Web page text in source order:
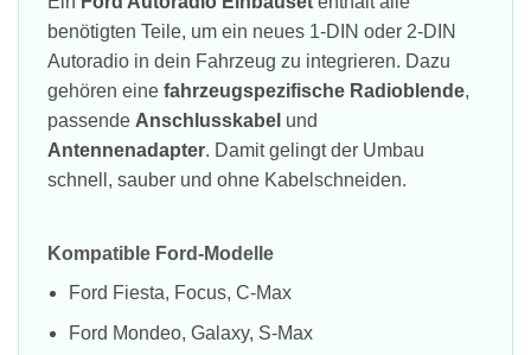
benötigten Teile, um ein neues 1-DIN oder 2-DIN
Autoradio in dein Fahrzeug zu integrieren. Dazu
gehören eine fahrzeugspezifische Radioblende,
passende Anschlusskabel und
Antennenadapter. Damit gelingt der Umbau
schnell, sauber und ohne Kabelschneiden.
Kompatible Ford-Modelle
Ford Fiesta, Focus, C-Max
Ford Mondeo, Galaxy, S-Max